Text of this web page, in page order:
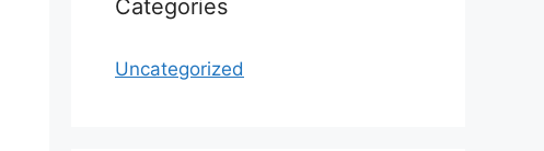
Categories
Uncategorized